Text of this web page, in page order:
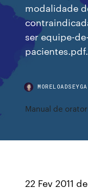
modalidade
ser equipe-
Manual de
22 Fev 2011